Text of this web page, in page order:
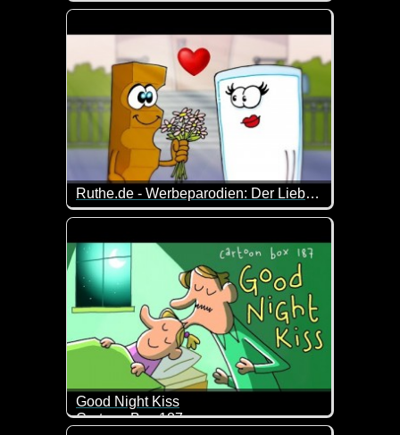
vom Ulkbären habe ich ja schon mehr verteilt.
Ruthe.de - Werbeparodien: Der Liebesfilm
Diese Werbeparodien haben alle etwas mit dem
Good Night Kiss
Cartoon Box 187